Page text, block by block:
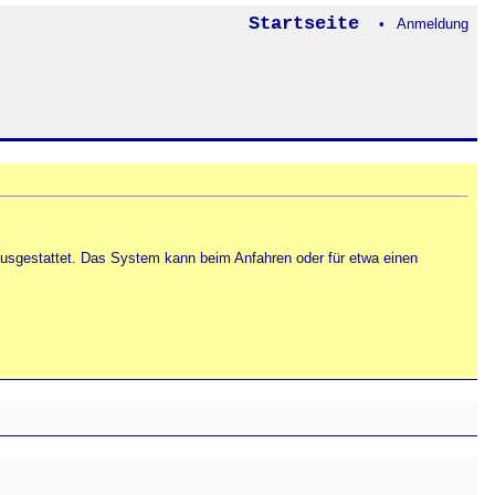
Startseite • Anmeldung
Das System kann beim Anfahren oder für etwa einen